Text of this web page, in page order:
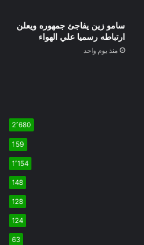
سامو زين يفاجئ جمهوره ويعلن
ارتباطه رسميا علي الهواء
منذ يوم واحد
2٬680
159
1٬154
148
128
124
63